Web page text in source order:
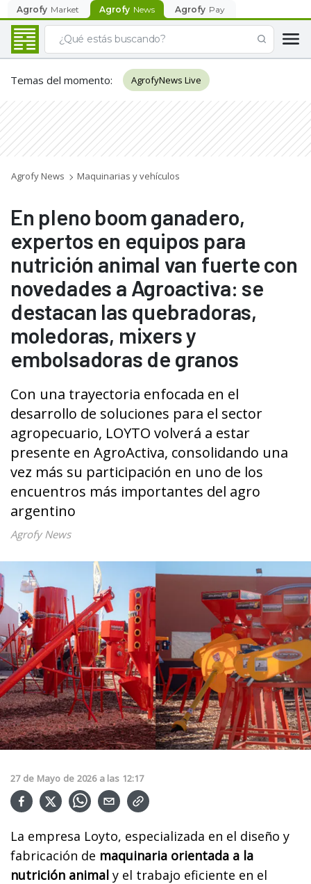
Agrofy Market Agrofy News Agrofy Pay
Temas del momento: AgrofyNews Live
Agrofy News Maquinarias y vehículos
En pleno boom ganadero,
expertos en equipos para
nutrición animal van fuerte con
novedades a Agroactiva: se
destacan las quebradoras,
moledoras, mixers y
embolsadoras de granos
Con una trayectoria enfocada en el
desarrollo de soluciones para el sector
agropecuario, LOYTO volverá a estar
presente en AgroActiva, consolidando una
vez más su participación en uno de los
encuentros más importantes del agro
argentino
Agrofy News
27 de Mayo de 2026 a las 12:17
La empresa Loyto, especializada en el diseño y
fabricación de maquinaria orientada a la
nutrición animal y el trabajo eficiente en el